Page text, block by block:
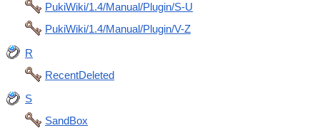
PukiWiki/1.4/Manual/Plugin/S-U
PukiWiki/1.4/Manual/Plugin/V-Z
R
RecentDeleted
S
SandBox